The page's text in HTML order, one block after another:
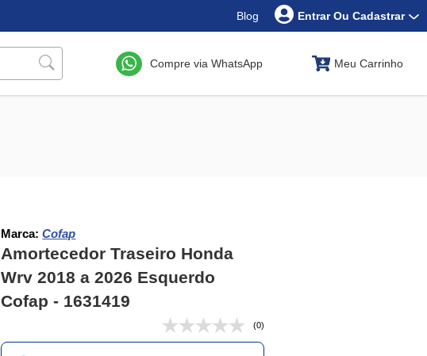
Blog Entrar Ou Cadastrar
Compre via WhatsApp Meu Carrinho
Marca: Cofap
Amortecedor Traseiro Honda
Wrv 2018 a 2026 Esquerdo
Cofap - 1631419
(0)